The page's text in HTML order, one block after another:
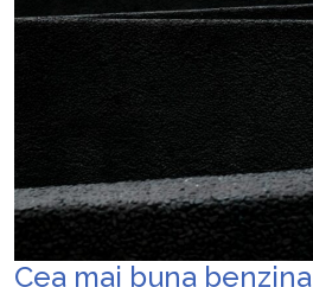
Cea mai buna benzina